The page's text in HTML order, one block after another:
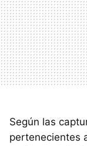
Según las
pertenecientes